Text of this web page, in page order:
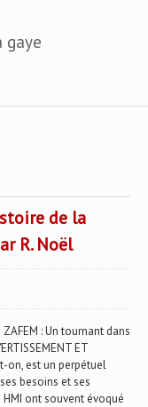
gaye
de la
R. Noël
ZAFEM : Un tournant dans
ET
on, est un perpétuel
besoins et ses
ont souvent évoqué